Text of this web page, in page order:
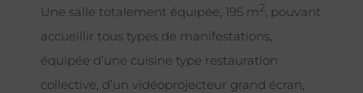
Une salle totalement équipée, 195 m2 , pouvant
accueillir tous types de manifestations,
équipée d’une cuisine type restauration
collective, d’un vidéoprojecteur grand écran,